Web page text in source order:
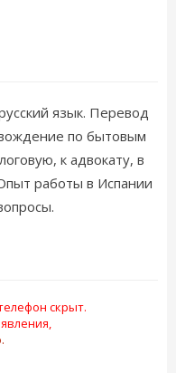
язык. Перевод
по бытовым
к адвокату, в
работы в Испании
скрыт.